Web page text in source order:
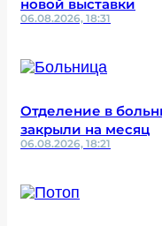
новой выставки
06.08.2026, 18:31
Отделение в
закрыли на месяц
06.08.2026, 18:21